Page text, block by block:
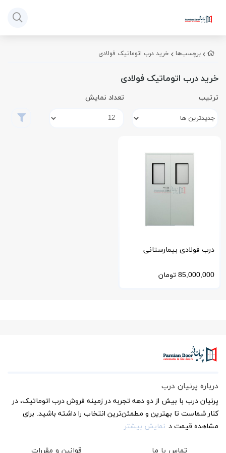
برچسب‌ها خرید درب اتوماتیک فولادی
خرید درب اتوماتیک فولادی
ترتیب تعداد نمایش
درب فولادی بیمارستانی
CLEAN ROOM
85,000,000 تومان
درباره پرنیان درب
پرنیان درب با بیش از دو دهه تجربه در زمینه فروش درب اتوماتیک، در
کنار شماست تا بهترین و مطمئن‌ترین انتخاب را داشته باشید. برای
مشاهده قیمت د نمایش بیشتر
تماس با ما قوانین و مقررات